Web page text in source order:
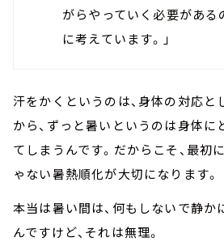
がらやっていく必要がある
に考えています。」
汗をかくというのは、身体の対応
から、ずっと暑いというのは身体に
てしまうんです。だからこそ、最初
ゃない暑熱順化が大切になります。
本当は暑い間は、何もしないで静か
んですけど、それは無理。